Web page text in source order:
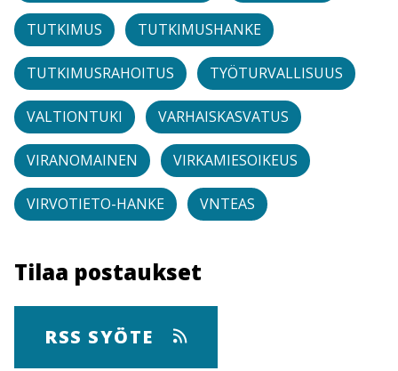
TUTKIMUS TUTKIMUSHANKE
TUTKIMUSRAHOITUS TYÖTURVALLISUUS
VALTIONTUKI VARHAISKASVATUS
VIRANOMAINEN VIRKAMIESOIKEUS
VIRVOTIETO-HANKE VNTEAS
Tilaa postaukset
RSS SYÖTE